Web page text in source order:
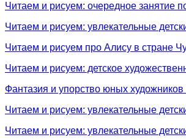
Читаем и рисуем: очередное занятие
Читаем и рисуем: увлекательные
Читаем и рисуем про Алису в стране
Читаем и рисуем: детское
Фантазия и упорство юных
Читаем и рисуем: увлекательные
Читаем и рисуем: увлекательные